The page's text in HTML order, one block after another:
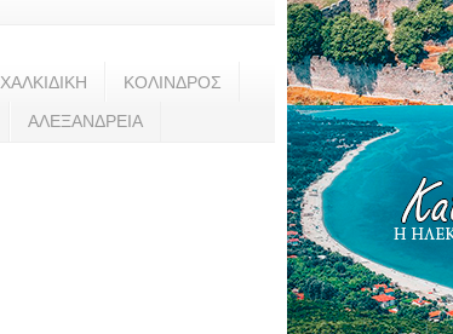
ΧΑΛΚΙΔΙΚΗ ΚΟΛΙΝΔΡΟΣ
ΑΛΕΞΑΝΔΡΕΙΑ